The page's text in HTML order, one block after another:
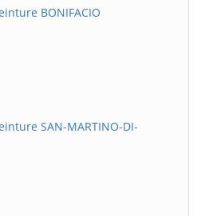
BONIFACIO
SAN-MARTINO-DI-